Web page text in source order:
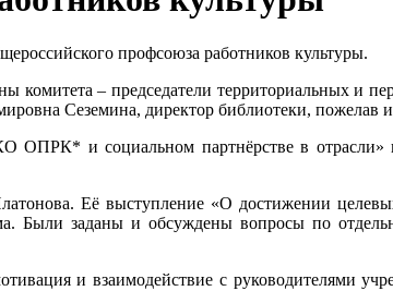
профсоюза работников культуры.
комитета – председатели территориальных и
Сеземина, директор библиотеки, пожелав
и социальном партнёрстве в отрасли»
Её выступление «О достижении
Были заданы и обсуждены вопросы по
и взаимодействие с руководителями